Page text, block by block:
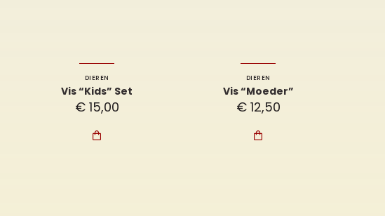
DIEREN
Vis “Kids” Set
€15,00

DIEREN
Vis “Moeder”
€12,50
